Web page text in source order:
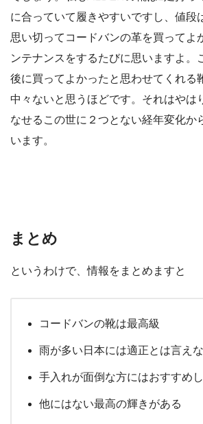
に合っていて履きやすいですし、値段
思い切ってコードバンの革を買ってよ
ンテナンスをするたびに思いますよ。
後に買ってよかったと思わせてくれる
中々ないと思うほどです。それはやは
なせるこの世に２つとない経年変化か
います。
まとめ
というわけで、情報をまとめますと
コードバンの靴は最高級
雨が多い日本には適正とは言え
手入れが面倒な方にはおすすめ
他にはない最高の輝きがある